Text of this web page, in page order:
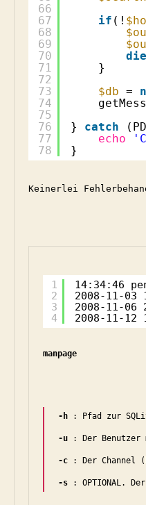
66
67
68
69
70
71
72
73
74
75
76
77
78
if (!
die
}
$db =
} catch
echo
}
Keinerlei
1
2
3
4
14:34:46
2008-11-03
2008-11-06
2008-11-12
manpage
-h : Pfad zur
-u : Der
-c : Der Channel
-s : OPTIONAL.